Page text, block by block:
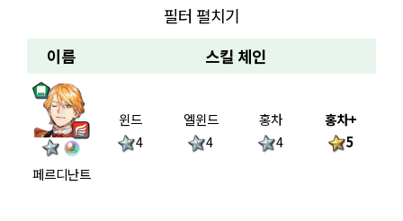
필터 펼치기
이름 스킬 체인
페르디난트
윈드
4
엘윈드
4
홍차
4
홍차+
5